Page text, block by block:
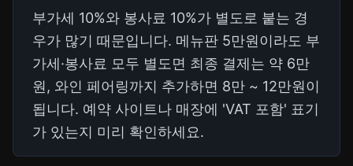
부가세 10%와 봉사료 10%가 별도로 붙는 경
우가 많기 때문입니다. 메뉴판 5만원이라도 부
가세·봉사료 모두 별도면 최종 결제는 약 6만
원, 와인 페어링까지 추가하면 8만 ~ 12만원이
됩니다. 예약 사이트나 매장에 'VAT 포함' 표기
가 있는지 미리 확인하세요.